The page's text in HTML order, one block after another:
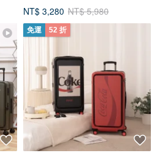
NT$ 3,280 NT$ 5,980
免運 52 折